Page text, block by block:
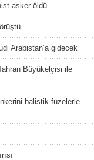
asker öldü
Arabistan’a gidecek
Büyükelçisi ile
balistik füzelerle